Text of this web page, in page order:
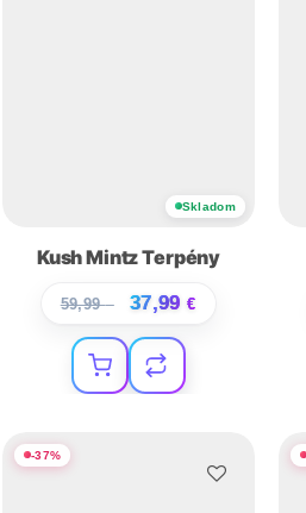
Skladom
Kush Mintz Terpény
59,99€ 37,99 €
-37%